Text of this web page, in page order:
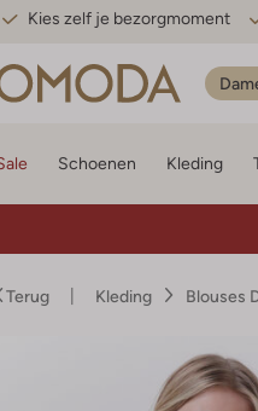
Kies zelf je bezorgmoment
Schoenen Kleding
Terug Kleding Blouses